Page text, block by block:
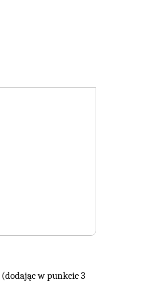
(dodając w punkcie 3